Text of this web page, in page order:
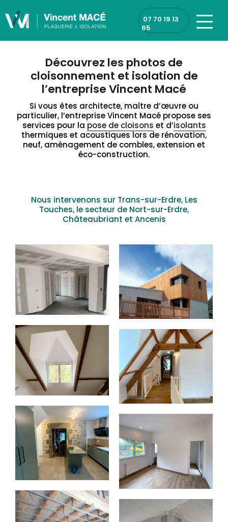
07 70 19 13
65
Découvrez les photos de
cloisonnement et isolation de
l’entreprise Vincent Macé
Si vous êtes architecte, maître d’œuvre ou
particulier, l’entreprise Vincent Macé propose ses
services pour la pose de cloisons et d’isolants
thermiques et acoustiques lors de rénovation,
neuf, aménagement de combles, extension et
éco-construction.
Nous intervenons sur Trans-sur-Erdre, Les
Touches, le secteur de Nort-sur-Erdre,
Châteaubriant et Ancenis